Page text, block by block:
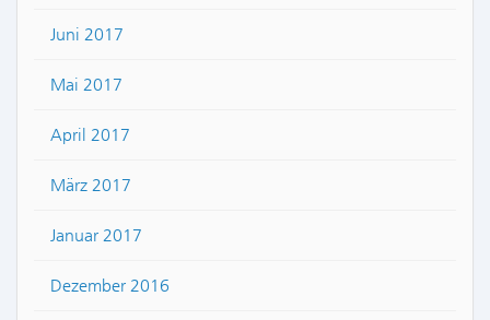
Juni 2017
Mai 2017
April 2017
März 2017
Januar 2017
Dezember 2016